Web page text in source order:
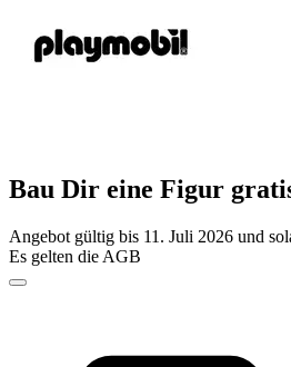
Bau Dir eine Figur
Angebot gültig bis 11. Juli 2026 und
Es gelten die AGB